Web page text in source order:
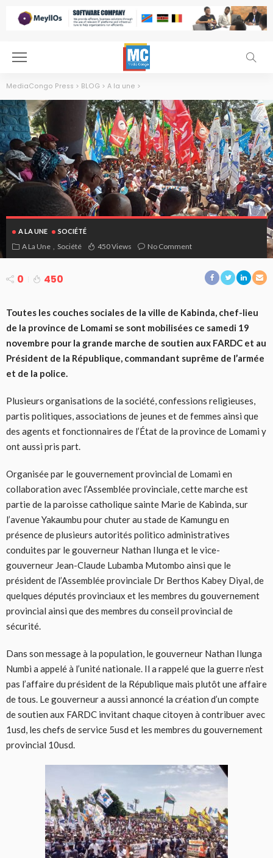
MediaCongo Press > BLOG > A la une >
A LA UNE SOCIÉTÉ
A La Une Société 450 Views No Comment
0 450
Toutes les couches sociales de la ville de Kabinda, chef-lieu
de la province de Lomami se sont mobilisées ce samedi 19
novembre pour la grande marche de soutien aux FARDC et au
Président de la République, commandant suprême de l’armée
et de la police.
Plusieurs organisations de la société, confessions religieuses,
partis politiques, associations de jeunes et de femmes ainsi que
des agents et fonctionnaires de l’État de la province de Lomami y
ont aussi pris part.
Organisée par le gouvernement provincial de Lomami en
collaboration avec l’Assemblée provinciale, cette marche est
partie de la paroisse catholique sainte Marie de Kabinda, sur
l’avenue Yakaumbu pour chuter au stade de Kamungu en
présence de plusieurs autorités politico administratives
conduites par le gouverneur Nathan Ilunga et le vice-
gouverneur Jean-Claude Lubamba Mutombo ainsi que le
président de l’Assemblée provinciale Dr Berthos Kabey Diyal, de
quelques députés provinciaux et les membres du gouvernement
provincial ainsi que des membres du conseil provincial de
sécurité.
Dans son message à la population, le gouverneur Nathan Ilunga
Numbi a appelé à l’unité nationale. Il a rappelé que la guerre n’est
pas l’affaire du président de la République mais plutôt une affaire
de tous. Le gouverneur a aussi annoncé la création d’un compte
de soutien aux FARDC invitant chaque citoyen à contribuer avec
1usd, les chefs de service 5usd et les membres du gouvernement
provincial 10usd.